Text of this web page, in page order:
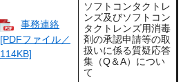
事務連絡
[PDFファイル／
114KB]
ソフトコンタクトレ
ンズ及びソフトコン
タクトレンズ用消毒
剤の承認申請等の取
扱いに係る質疑応答
集（Q＆A）につい
て